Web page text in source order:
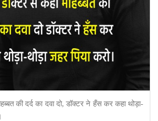
की दर्द का दवा दो, डॉक्टर ने हँस कर कहा थोड़ा-